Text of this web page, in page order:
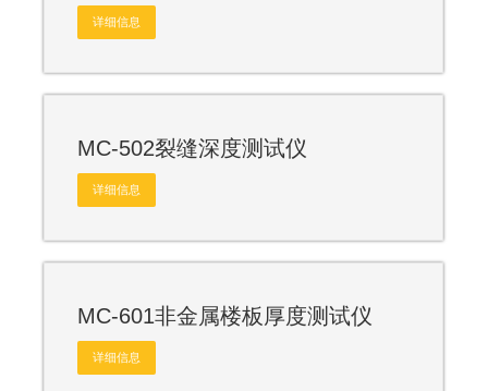
详细信息
MC-502裂缝深度测试仪
详细信息
MC-601非金属楼板厚度测试仪
详细信息